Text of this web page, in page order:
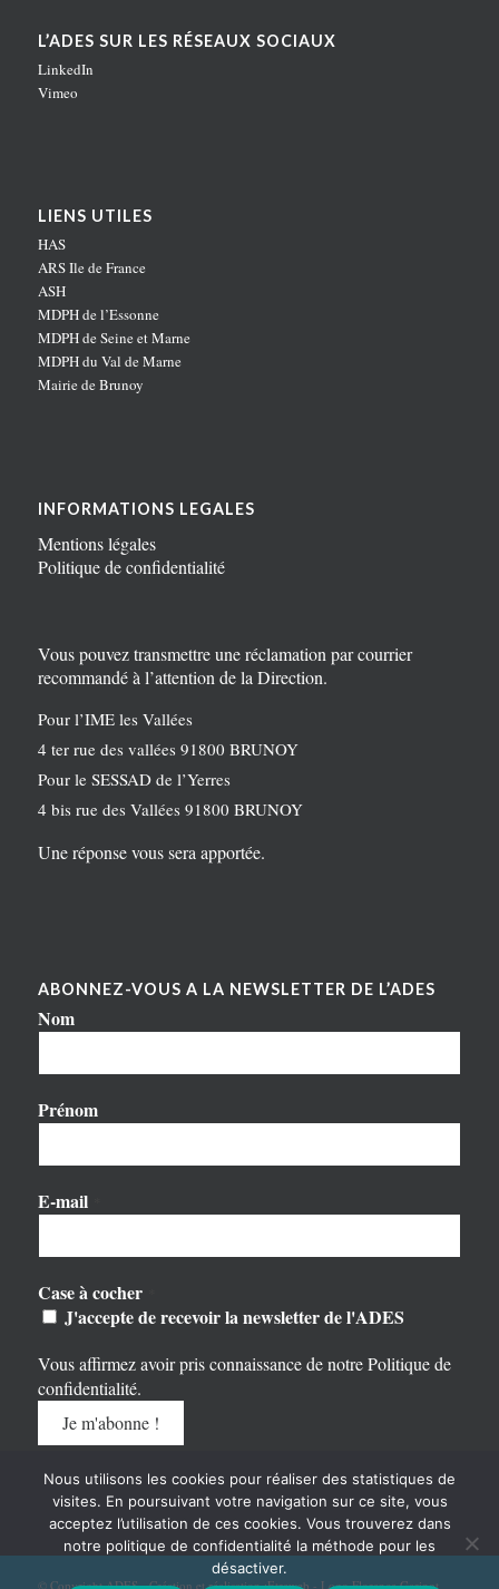
L’ADES SUR LES RÉSEAUX SOCIAUX
LinkedIn
Vimeo
LIENS UTILES
HAS
ARS Ile de France
ASH
MDPH de l’Essonne
MDPH de Seine et Marne
MDPH du Val de Marne
Mairie de Brunoy
INFORMATIONS LEGALES
Mentions légales
Politique de confidentialité
Vous pouvez transmettre une réclamation par courrier
recommandé à l’attention de la Direction.
Pour l’IME les Vallées
4 ter rue des vallées 91800 BRUNOY
Pour le SESSAD de l’Yerres
4 bis rue des Vallées 91800 BRUNOY
Une réponse vous sera apportée.
ABONNEZ-VOUS A LA NEWSLETTER DE L’ADES
Nom
Prénom
E-mail
Case à cocher
J'accepte de recevoir la newsletter de l'ADES
Vous affirmez avoir pris connaissance de notrePolitique de
confidentialité.
© Copyright ADES - Création et réalisation :Etreweb - Logo Florence Garinot
Nous utilisons les cookies pour réaliser des statistiques de
visites. En poursuivant votre navigation sur ce site, vous
acceptez l’utilisation de ces cookies. Vous trouverez dans
notre politique de confidentialité la méthode pour les
désactiver.